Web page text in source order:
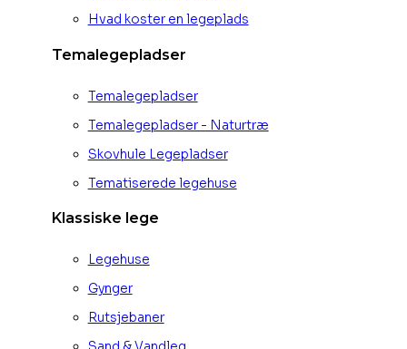
Hvad koster en legeplads
Temalegepladser
Temalegepladser
Temalegepladser - Naturtræ
Skovhule Legepladser
Tematiserede legehuse
Klassiske lege
Legehuse
Gynger
Rutsjebaner